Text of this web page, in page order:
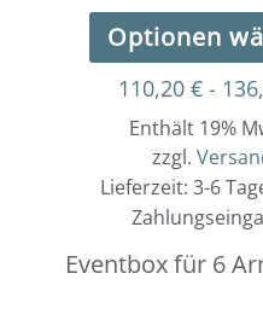
Optionen
110,20 €-
Enthält 19%
zzgl.
Lieferzeit: 3-6
Eventbox für 6